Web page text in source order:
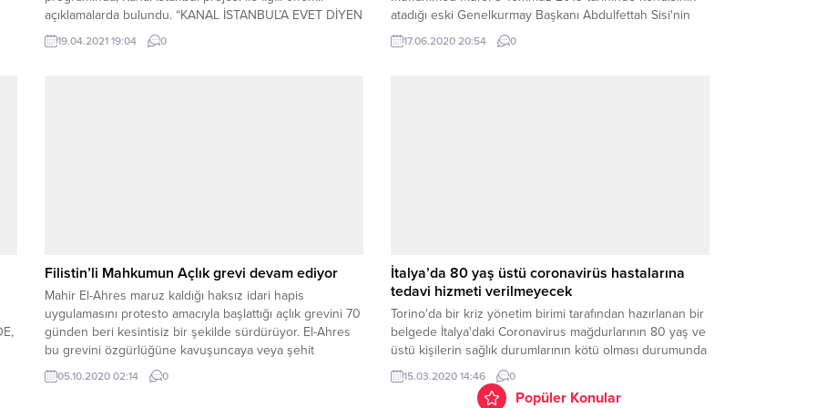
açıklamalarda bulundu. “KANAL İSTANBUL’A EVET DİYEN
BİR ATATÜRKÇÜYÜM” Cevizoğlu, İstanbul’a yapılması
planlanan Kanal İstanbul’un önemini “Ben Kanal
19.04.2021 19:04 0
atadığı eski Genelkurmay Başkanı Abdulfettah Sisi'nin
öncülüğünde gerçekleştirilen bir darbeyle devrildi. 16
Mayıs 2015 günü mahkeme tarafından idam cezasına
17.06.2020 20:54 0
Filistin’li Mahkumun Açlık grevi devam ediyor
Mahir El-Ahres maruz kaldığı haksız idari hapis
uygulamasını protesto amacıyla başlattığı açlık grevini 70
günden beri kesintisiz bir şekilde sürdürüyor. El-Ahres
bu grevini özgürlüğüne kavuşuncaya veya şehit
oluncaya kadar sürdüreceğini ifade etti. Esirlerin ve
Özgürleştirilenlerin İşleri Heyeti'nin başkanı Kadri Ebu
05.10.2020 02:14 0
İtalya’da 80 yaş üstü coronavirüs hastalarına
tedavi hizmeti verilmeyecek
Torino'da bir kriz yönetim birimi tarafından hazırlanan bir
belgede İtalya'daki Coronavirus mağdurlarının 80 yaş ve
üstü kişilerin sağlık durumlarının kötü olması durumunda
yoğun bakıma erişimi engellenecektir. The Telegraph
tarafından dünyaya duyurulan hangi hastaların yoğun
bakımda tedavi göreceğini ve yetersiz alan varsa
15.03.2020 14:46 0
Popüler Konular